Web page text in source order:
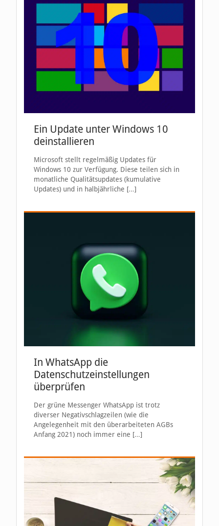
Ein Update unter Windows 10
deinstallieren
Microsoft stellt regelmäßig Updates für
Windows 10 zur Verfügung. Diese teilen sich in
monatliche Qualitätsupdates (kumulative
Updates) und in halbjährliche […]
In WhatsApp die
Datenschutzeinstellungen
überprüfen
Der grüne Messenger WhatsApp ist trotz
diverser Negativschlagzeilen (wie die
Angelegenheit mit den überarbeiteten AGBs
Anfang 2021) noch immer eine […]